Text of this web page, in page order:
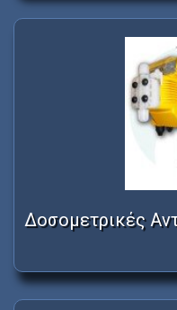
Δοσομετρικές